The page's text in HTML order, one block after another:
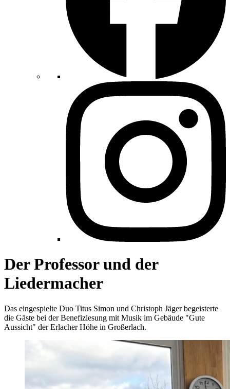
Der Professor und der
Liedermacher
Das eingespielte Duo Titus Simon und Christoph Jäger begeisterte
die Gäste bei der Benefizlesung mit Musik im Gebäude "Gute
Aussicht" der Erlacher Höhe in Großerlach.